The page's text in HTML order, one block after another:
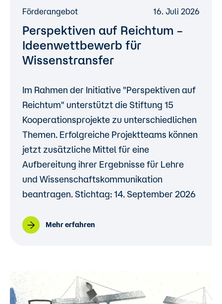
Förderangebot 16. Juli 2026
Perspektiven auf Reichtum –
Ideenwettbewerb für
Wissenstransfer
Im Rahmen der Initiative "Perspektiven auf
Reichtum" unterstützt die Stiftung 15
Kooperationsprojekte zu unterschiedlichen
Themen. Erfolgreiche Projektteams können
jetzt zusätzliche Mittel für eine
Aufbereitung ihrer Ergebnisse für Lehre
und Wissenschaftskommunikation
beantragen. Stichtag: 14. September 2026
Mehr erfahren